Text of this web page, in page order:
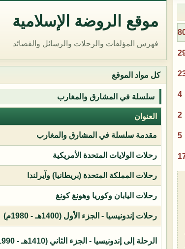
4
2
5
موقع الروضة الإسلامية
فهرس المؤلفات والرحلات والرسائل والقصائد
كل مواد الموقع
سلسلة في المشارق والمغارب
العنوان
مقدمة سلسلة في المشارق والمغارب
رحلات الولايات المتحدة الأمريكية
رحلات المملكة المتحدة (بريطانيا) وآيرلندا
رحلات اليابان وكوريا وهونغ كونغ
رحلات إندونيسيا - الجزء الأول (1400هـ - 1980م)
الرحلة إلى إندونيسيا - الجزء الثاني (1410هـ - 1990م)